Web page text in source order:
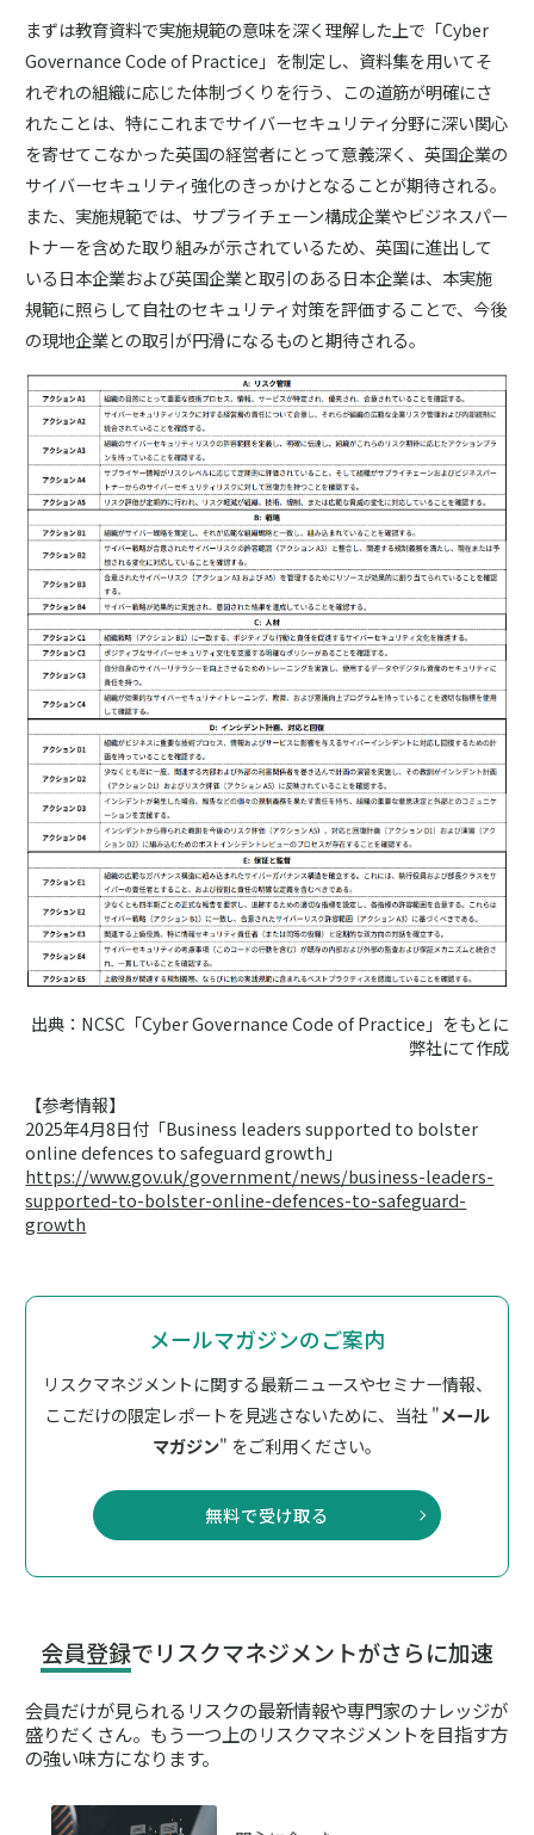
まずは教育資料で実施規範の意味を深く理解した上で「Cyber
Governance Code of Practice」を制定し、資料集を用いてそ
れぞれの組織に応じた体制づくりを行う、この道筋が明確にさ
れたことは、特にこれまでサイバーセキュリティ分野に深い関心
を寄せてこなかった英国の経営者にとって意義深く、英国企業の
サイバーセキュリティ強化のきっかけとなることが期待される。
また、実施規範では、サプライチェーン構成企業やビジネスパー
トナーを含めた取り組みが示されているため、英国に進出して
いる日本企業および英国企業と取引のある日本企業は、本実施
規範に照らして自社のセキュリティ対策を評価することで、今後
の現地企業との取引が円滑になるものと期待される。
出典：NCSC「Cyber Governance Code of Practice」をもとに
弊社にて作成
【参考情報】
2025年4月8日付「Business leaders supported to bolster
online defences to safeguard growth」
https://www.gov.uk/government/news/business-leaders-
supported-to-bolster-online-defences-to-safeguard-
growth
メールマガジンのご案内
リスクマネジメントに関する最新ニュースやセミナー情報、
ここだけの限定レポートを見逃さないために、 当社 "メール
マガジン" をご利用ください。
無料で受け取る
会員登録でリスクマネジメントがさらに加速
会員だけが見られるリスクの最新情報や専門家のナレッジが
盛りだくさん。 もう一つ上のリスクマネジメントを目指す方
の強い味方になります。